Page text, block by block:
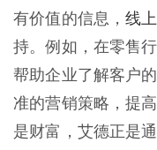
有价值的信息，线
持。例如，在零售
帮助企业了解客户
准的营销策略，提
是财富，艾德正是